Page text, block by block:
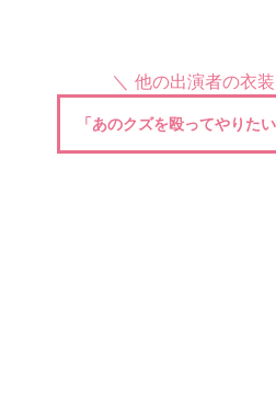
＼ 他の出演者の衣
「あのクズを殴ってやりた